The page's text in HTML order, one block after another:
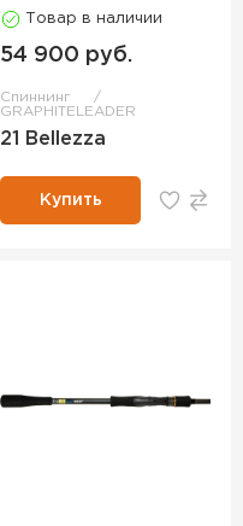
Товар в наличии
54 900 руб.
Спиннинг
GRAPHITELEADER
21 Bellezza
Купить